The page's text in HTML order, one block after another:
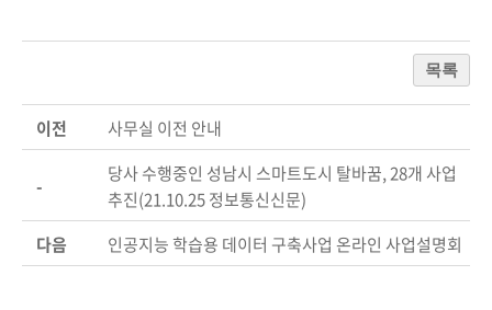
목록
이전 사무실 이전 안내
-
당사 수행중인 성남시 스마트도시 탈바꿈, 28개 사업
추진(21.10.25 정보통신신문)
다음
인공지능 학습용 데이터 구축사업 온라인 사업설명회